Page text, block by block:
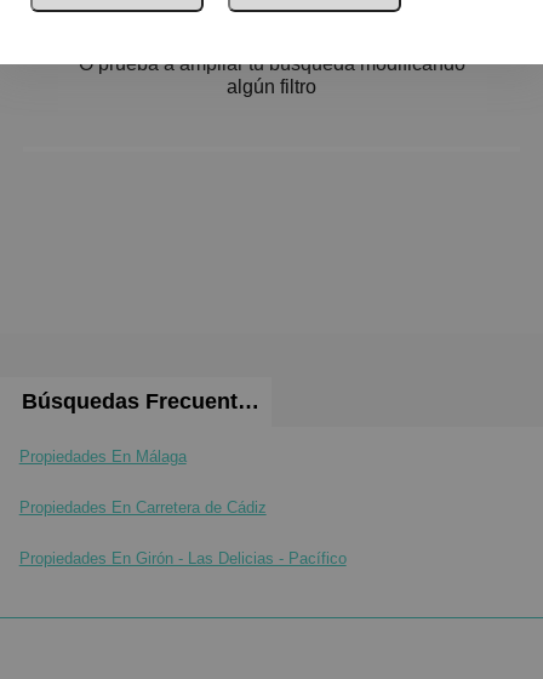
O prueba a ampliar tu búsqueda modificando
algún filtro
Búsquedas Frecuentes
Propiedades En Málaga
Propiedades En Carretera de Cádiz
Propiedades En Girón - Las Delicias - Pacífico